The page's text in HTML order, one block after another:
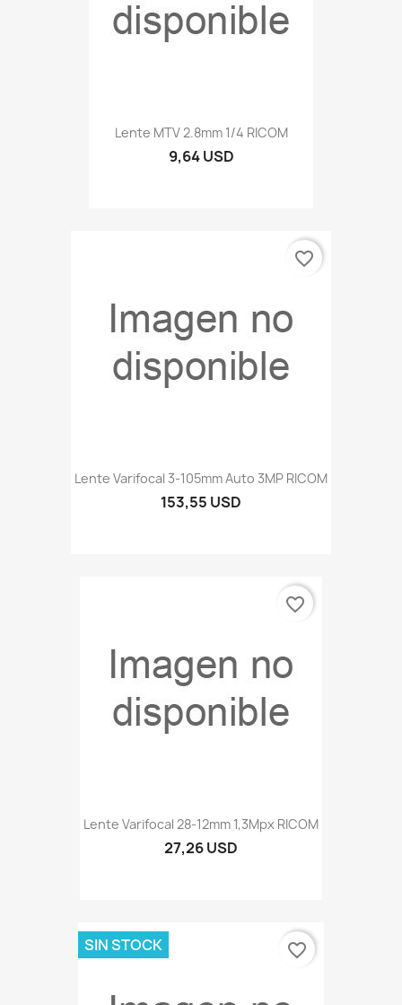
Lente MTV 2.8mm 1/4 RICOM
9,64 USD
Lente Varifocal 3-105mm Auto 3MP RICOM
153,55 USD
favorite_border
Lente Varifocal 28-12mm 1,3Mpx RICOM
27,26 USD
favorite_border
SIN STOCK favorite_border